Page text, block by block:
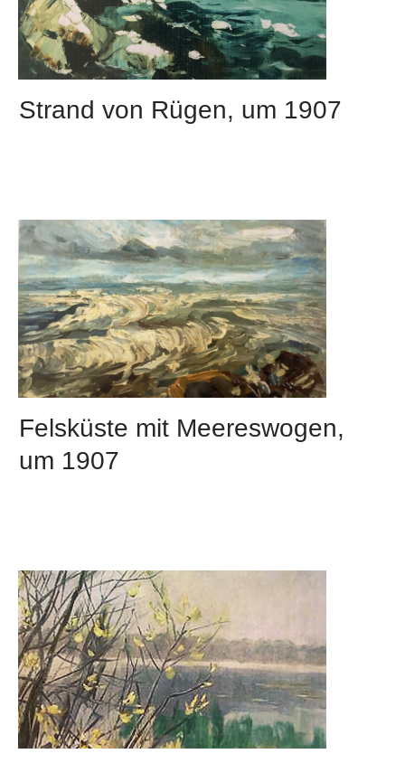
Strand von Rügen, um 1907
Felsküste mit Meereswogen,
um 1907